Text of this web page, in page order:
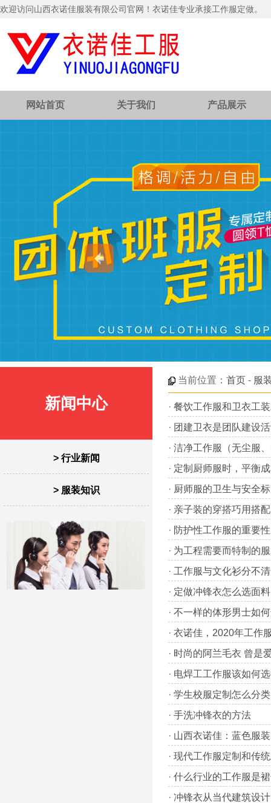
欢迎访问山西衣诺佳服装有限公司官网！衣诺佳专业承接工作服定做。
网站首页 关于我们 产品展示
新闻中心
> 行业新闻
> 服装知识
当前位置： 首页 - 服
· 餐饮工作服和卫衣工
· 团建卫衣是团队建设
· 洁净工作服（无尘服
· 定制厨师服时，平衡
· 厨师服的卫生与安全
· 亲子装的穿搭巧用搭
· 防护性工作服的重要
· 为工程需要而特制的
· 工作服与文化衫分不
· 定做冲锋衣怎么选面料
· 不一样的体形男士如
· 衣诺佳，2020年工作
· 时尚的阿兰毛衣 曾是
· 电焊工工作服该如何
· 学生校服定制怎么分类
· 手洗冲锋衣的方法
· 山西衣诺佳：蓝色服
· 现代工作服定制和传
· 什么行业的工作服是
· 冲锋衣从当代建筑设